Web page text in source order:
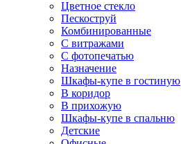
Цветное стекло
Пескоструй
Комбинированные
С витражами
С фотопечатью
Назначение
Шкафы-купе в гостиную
В коридор
В прихожую
Шкафы-купе в спальню
Детские